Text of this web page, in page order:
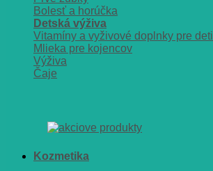
Bolesť a horúčka
Detská výživa
Vitamíny a vyživové doplnky pre deti
Mlieka pre kojencov
Výživa
Čaje
Kozmetika